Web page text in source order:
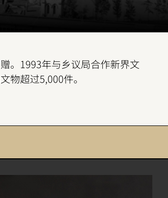
。1993年与乡议局合作新界文
物超过5,000件。